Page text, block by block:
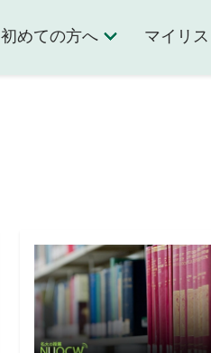
初めての方へ マイリ